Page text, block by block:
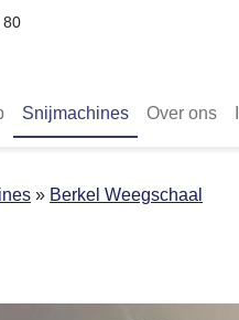
80
Snijmachines Over ons
Berkel Weegschaal